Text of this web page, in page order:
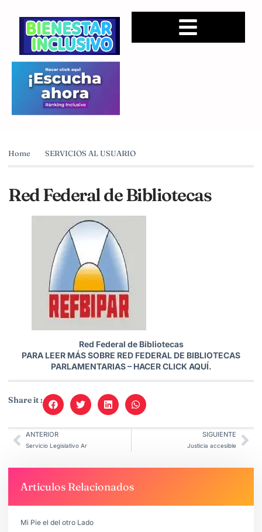
Home SERVICIOS AL USUARIO
Red Federal de Bibliotecas
Red Federal de Bibliotecas
PARA LEER MÁS SOBRE RED FEDERAL DE BIBLIOTECAS
PARLAMENTARIAS – HACER CLICK AQUÍ.
Share it :
ANTERIOR
Servicio Legislativo Ar
SIGUIENTE
Justicia accesible
Articulos Relacionados
Mi Pie el del otro Lado